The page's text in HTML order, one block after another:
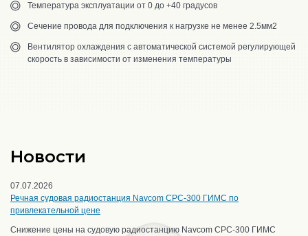
Температура эксплуатации от 0 до +40 градусов
Сечение провода для подключения к нагрузке не менее 2.5мм2
Вентилятор охлаждения с автоматической системой регулирующей
скорость в зависимости от изменения температуры
Новости
07.07.2026
Речная судовая радиостанция Navcom CPC-300 ГИМС по
привлекательной цене
Снижение цены на судовую радиостанцию Navcom CPC-300 ГИМС